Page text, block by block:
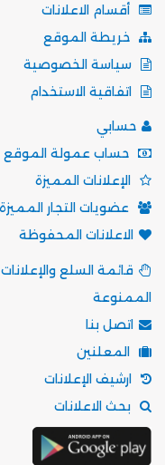
أقسام الاعلانات
خريطة الموقع
سياسة الخصوصية
اتفاقية الاستخدام
حسابي
حساب عمولة الموقع
الإعلانات المميزة
عضويات التجار المميزة
الاعلانات المحفوظة
قائمة السلع والإعلانات
الممنوعة
اتصل بنا
المعلنين
ارشيف الإعلانات
بحث الاعلانات